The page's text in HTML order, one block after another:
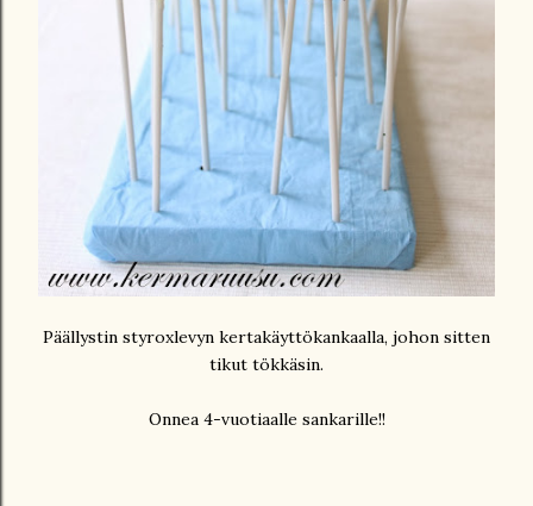
Päällystin styroxlevyn kertakäyttökankaalla, johon sitten
tikut tökkäsin.
Onnea 4-vuotiaalle sankarille!!